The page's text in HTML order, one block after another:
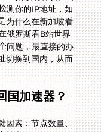
国加速器？
因素：节点数量、
性和售后服务。这